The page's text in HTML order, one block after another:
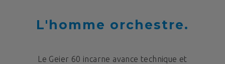
L'homme orchestre.
Le Geier 60 incarne avance technique et